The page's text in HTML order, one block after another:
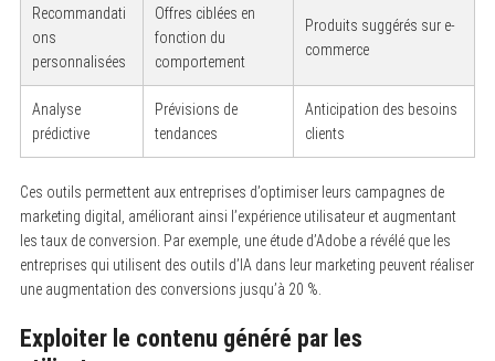
Recommandati
ons
personnalisées
Offres ciblées en
fonction du
comportement
Produits suggérés sur e-
commerce
Analyse
prédictive
Prévisions de
tendances
Anticipation des besoins
clients
Ces outils permettent aux entreprises d’optimiser leurs campagnes de
marketing digital, améliorant ainsi l’expérience utilisateur et augmentant
les taux de conversion. Par exemple, une étude d’Adobe a révélé que les
entreprises qui utilisent des outils d’IA dans leur marketing peuvent réaliser
une augmentation des conversions jusqu’à 20 %.
Exploiter le contenu généré par les
S
r
c
f
r
: